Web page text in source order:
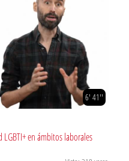
6' 41''
LGBTI+ en ámbitos laborales